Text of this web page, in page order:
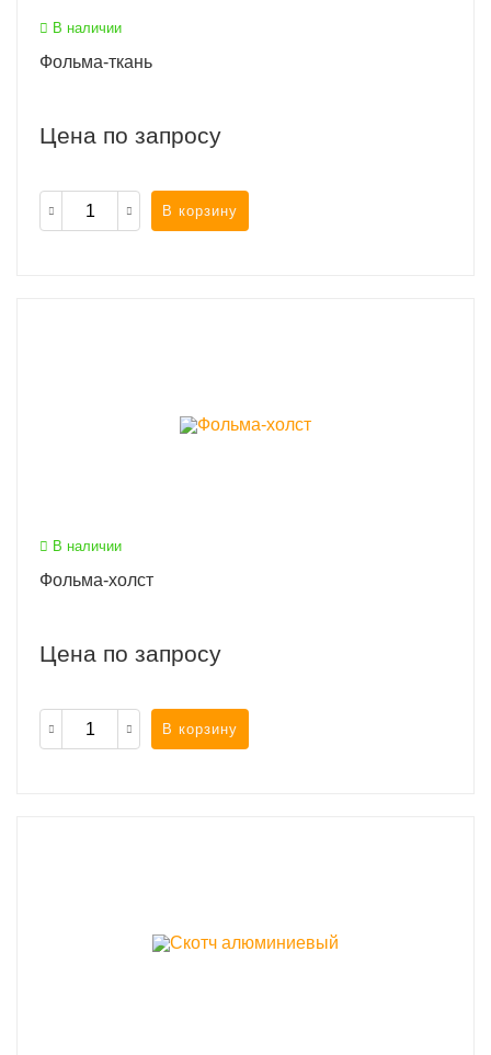
В наличии
Фольма-ткань
Цена по запросу
В корзину
В наличии
Фольма-холст
Цена по запросу
В корзину